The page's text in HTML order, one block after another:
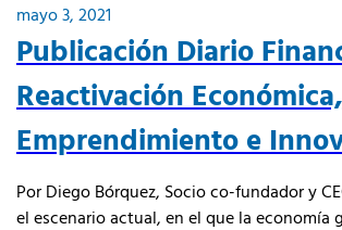
mayo 3, 2021
Publicación Diario
Reactivación Económica,
Emprendimiento e
Por Diego Bórquez, Socio co-fundador y
el escenario actual, en el que la economía